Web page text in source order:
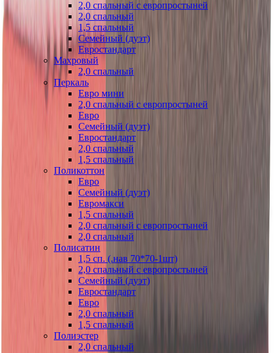
2,0 спальный с европростыней
2,0 спальный
1,5 спальный
Семейный (дуэт)
Евростандарт
Махровый
2,0 спальный
Перкаль
Евро мини
2,0 спальный с европростыней
Евро
Семейный (дуэт)
Евростандарт
2,0 спальный
1,5 спальный
Поликоттон
Евро
Семейный (дуэт)
Евромакси
1,5 спальный
2,0 спальный с европростыней
2,0 спальный
Полисатин
1,5 сп. (.нав 70*70-1шт)
2,0 спальный с европростыней
Семейный (дуэт)
Евростандарт
Евро
2,0 спальный
1,5 спальный
Полиэстер
2,0 спальный